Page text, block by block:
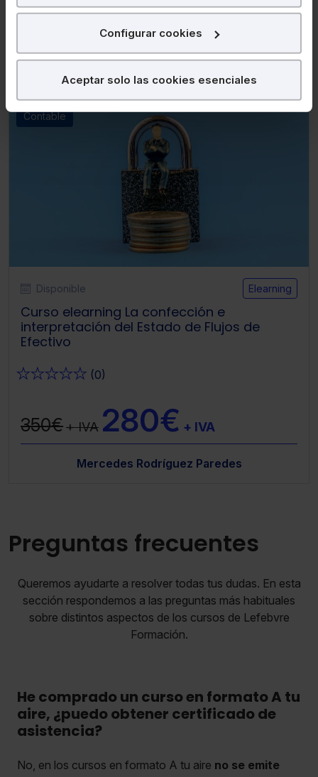
nuestra página web. También con fines publicitarios,
¿Qué puedes hacer?
Puedesaceptarlas cookies para que tu
experiencia en la web sea óptima
aceptar solo las esenciales
denegar todas las cookies excepto aquellas
configurarlas cookies y
seleccionar solo aquellas que quieras permitir en tu
navegador. Si no seleccionas ninguna utilizaremos las
que sean indispensables para la navegación.
Configurar cookies
Aceptar solo las cookies esenciales
280€+ IVA
Lefebvre
Contable
Disponible Elearning
Curso elearning La confección e
interpretación del Estado de Flujos de
Efectivo
★★★★★ (0)
350€+ IVA 280€ + IVA
Mercedes Rodríguez Paredes
Preguntas frecuentes
Queremos ayudarte a resolver todas tus dudas. En esta
sección respondemos a las preguntas más habituales
sobre distintos aspectos de los cursos de Lefebvre
Formación.
He comprado un curso en formato A tu
aire, ¿puedo obtener certificado de
asistencia?
No, en los cursos en formato A tu aire no se emite